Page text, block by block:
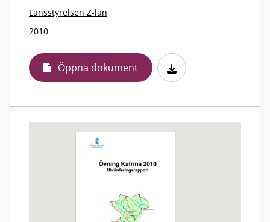
Länsstyrelsen Z-län
2010
Öppna dokument